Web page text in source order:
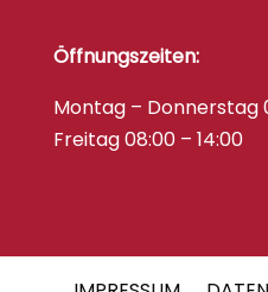
Öffnungszeiten:
Montag – Donnerstag
Freitag 08:00 – 14:00